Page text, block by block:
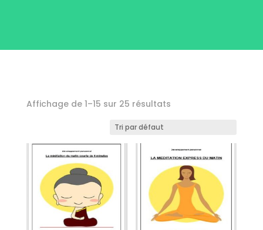
Affichage de 1–15 sur 25 résultats